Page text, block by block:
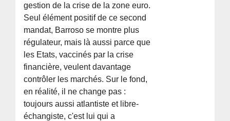
gestion de la crise de la zone euro.
Seul élément positif de ce second
mandat, Barroso se montre plus
régulateur, mais là aussi parce que
les Etats, vaccinés par la crise
financière, veulent davantage
contrôler les marchés. Sur le fond,
en réalité, il ne change pas :
toujours aussi atlantiste et libre-
échangiste, c'est lui qui a